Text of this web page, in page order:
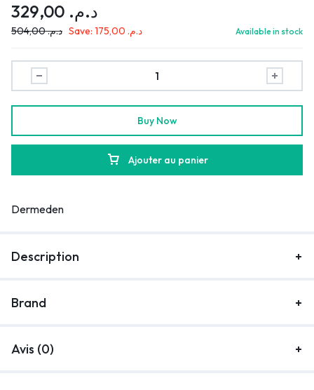
د.م.
د.م.504,00 Save: د.م. Available in stock
Ajouter au panier
Buy Now
Dermeden
Description
Brand
Avis (0)